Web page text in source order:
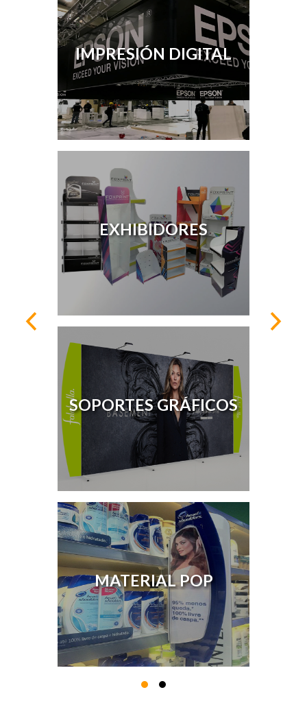
IMPRESIÓN DIGITAL
EXHIBIDORES
SOPORTES GRÁFICOS
MATERIAL POP